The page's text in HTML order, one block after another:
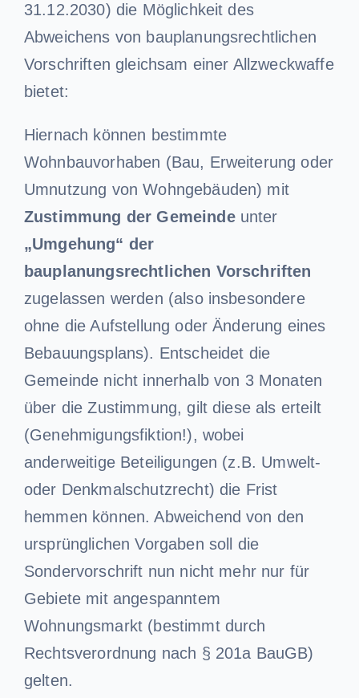
31.12.2030) die Möglichkeit des
Abweichens von bauplanungsrechtlichen
Vorschriften gleichsam einer Allzweckwaffe
bietet:
Hiernach können bestimmte
Wohnbauvorhaben (Bau, Erweiterung oder
Umnutzung von Wohngebäuden) mit
Zustimmung der Gemeindeunter
„Umgehung“ der
bauplanungsrechtlichen Vorschriften
zugelassen werden (also insbesondere
ohne die Aufstellung oder Änderung eines
Bebauungsplans). Entscheidet die
Gemeinde nicht innerhalb von 3 Monaten
über die Zustimmung, gilt diese als erteilt
(Genehmigungsfiktion!), wobei
anderweitige Beteiligungen (z.B. Umwelt-
oder Denkmalschutzrecht) die Frist
hemmen können. Abweichend von den
ursprünglichen Vorgaben soll die
Sondervorschrift nun nicht mehr nur für
Gebiete mit angespanntem
Wohnungsmarkt (bestimmt durch
Rechtsverordnung nach § 201a BauGB)
gelten.